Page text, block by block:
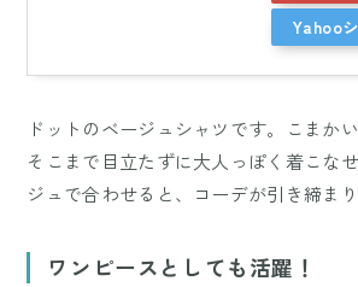
Yahoo
ドットのベージュシャツです。こまか
そこまで目立たずに大人っぽく着こな
ジュで合わせると、コーデが引き締まり
ワンピースとしても活躍！